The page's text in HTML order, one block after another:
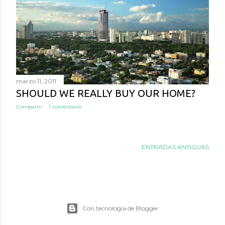
a
d
a
s
marzo 11, 2011
SHOULD WE REALLY BUY OUR HOME?
Compartir 1 comentario
ENTRADAS ANTIGUAS
Con tecnología de Blogger